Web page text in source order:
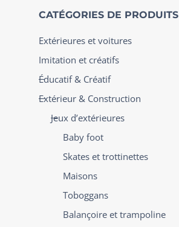
CATÉGORIES DE PRODUITS
Extérieures et voitures
Imitation et créatifs
Éducatif & Créatif
Extérieur & Construction
Jeux d’extérieures
Baby foot
Skates et trottinettes
Maisons
Toboggans
Balançoire et trampoline